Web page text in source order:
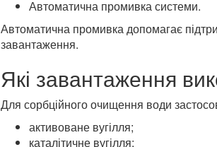
Автоматична промивка системи.
Автоматична промивка допомагає
завантаження.
Які завантаження
Для сорбційного очищення води
активоване вугілля;
каталітичне вугілля;